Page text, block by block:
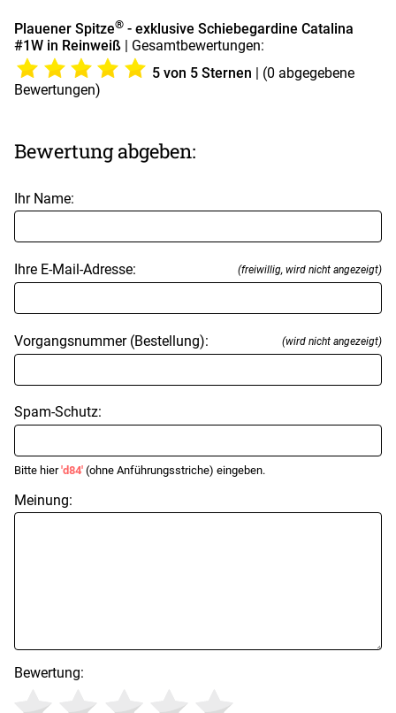
Plauener Spitze® - exklusive Schiebegardine Catalina
#1W in Reinweiß | Gesamtbewertungen:
5von 5 Sternen | (0 abgegebene
Bewertungen)
Bewertung abgeben:
Ihr Name:
Ihre E-Mail-Adresse: (freiwillig, wird nicht angezeigt)
Vorgangsnummer (Bestellung): (wird nicht angezeigt)
Spam-Schutz:
Bitte hier'd84' (ohne Anführungsstriche) eingeben.
Meinung:
Bewertung: